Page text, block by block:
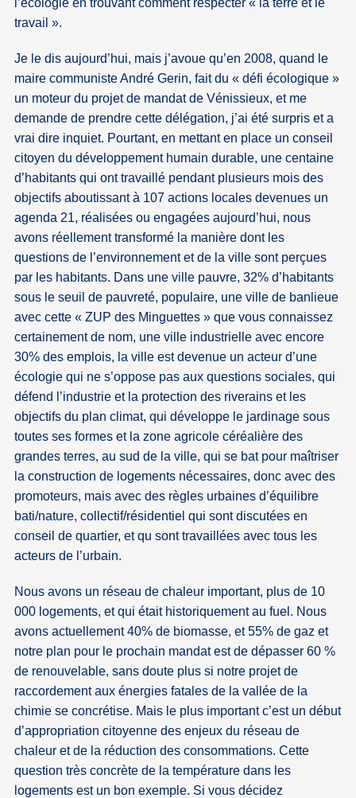
travail ».
Je le dis aujourd’hui, mais j’avoue qu’en 2008, quand le
maire communiste André Gerin, fait du « défi écologique »
un moteur du projet de mandat de Vénissieux, et me
demande de prendre cette délégation, j’ai été surpris et a
vrai dire inquiet. Pourtant, en mettant en place un conseil
citoyen du développement humain durable, une centaine
d’habitants qui ont travaillé pendant plusieurs mois des
objectifs aboutissant à 107 actions locales devenues un
agenda 21, réalisées ou engagées aujourd’hui, nous
avons réellement transformé la manière dont les
questions de l’environnement et de la ville sont perçues
par les habitants. Dans une ville pauvre, 32% d’habitants
sous le seuil de pauvreté, populaire, une ville de banlieue
avec cette « ZUP des Minguettes » que vous connaissez
certainement de nom, une ville industrielle avec encore
30% des emplois, la ville est devenue un acteur d’une
écologie qui ne s’oppose pas aux questions sociales, qui
défend l’industrie et la protection des riverains et les
objectifs du plan climat, qui développe le jardinage sous
toutes ses formes et la zone agricole céréalière des
grandes terres, au sud de la ville, qui se bat pour maîtriser
la construction de logements nécessaires, donc avec des
promoteurs, mais avec des règles urbaines d’équilibre
bati/nature, collectif/résidentiel qui sont discutées en
conseil de quartier, et qu sont travaillées avec tous les
acteurs de l’urbain.
Nous avons un réseau de chaleur important, plus de 10
000 logements, et qui était historiquement au fuel. Nous
avons actuellement 40% de biomasse, et 55% de gaz et
notre plan pour le prochain mandat est de dépasser 60 %
de renouvelable, sans doute plus si notre projet de
raccordement aux énergies fatales de la vallée de la
chimie se concrétise. Mais le plus important c’est un début
d’appropriation citoyenne des enjeux du réseau de
chaleur et de la réduction des consommations. Cette
question très concrète de la température dans les
logements est un bon exemple. Si vous décidez